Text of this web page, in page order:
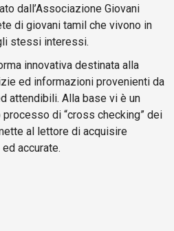
dall’Associazione Giovani
di giovani tamil che vivono in
stessi interessi.
innovativa destinata alla
ed informazioni provenienti da
attendibili. Alla base vi è un
di “cross checking” dei
al lettore di acquisire
accurate.